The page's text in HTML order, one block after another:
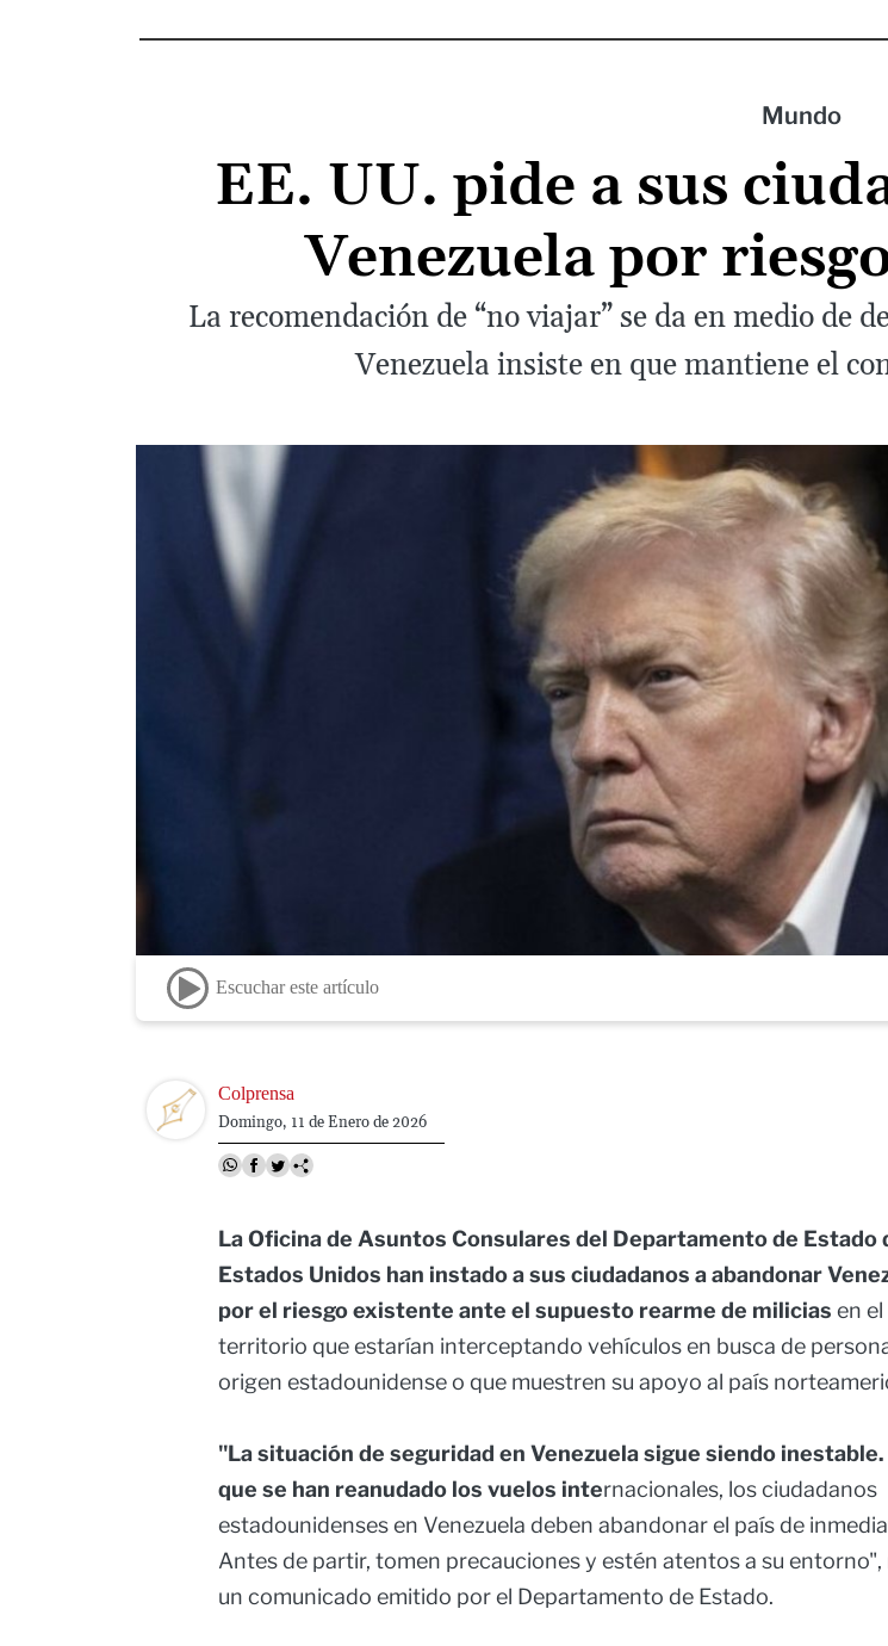
Mundo
EE. UU. pide a sus
Venezuela por
La recomendación de “no viajar” se da en medio de
Venezuela insiste en que mantiene el
Escuchar este artículo
Image Colprensa
Domingo, 11 de Enero de 2026
La Oficina de Asuntos Consulares del Departamento de Estado
Estados Unidos han instado a sus ciudadanos a abandonar
por el riesgo existente ante el supuesto rearme de milicias en el
territorio que estarían interceptando vehículos en busca de
origen estadounidense o que muestren su apoyo al país
"La situación de seguridad en Venezuela sigue siendo inestable.
que se han reanudado los vuelos internacionales, los ciudadanos
estadounidenses en Venezuela deben abandonar el país de
Antes de partir, tomen precauciones y estén atentos a su entorno",
un comunicado emitido por el Departamento de Estado.